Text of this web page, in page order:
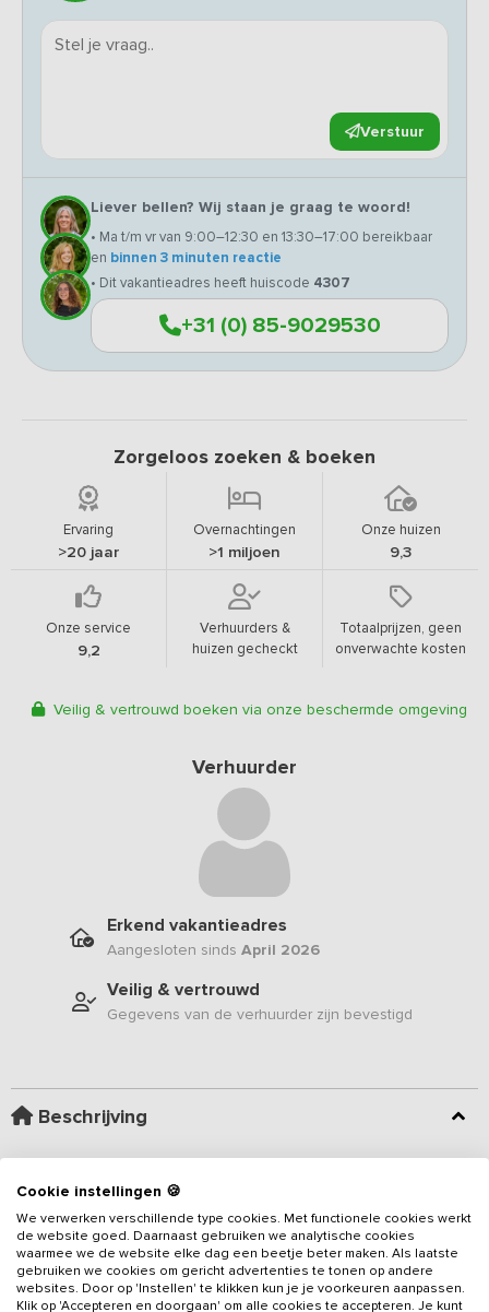
Verstuur
Liever bellen? Wij staan je graag te woord!
• Ma t/m vr van 9:00–12:30 en 13:30–17:00 bereikbaar
en binnen 3 minuten reactie
• Dit vakantieadres heeft huiscode 4307
+31 (0) 85-9029530
Zorgeloos zoeken & boeken
Ervaring
>20 jaar
Overnachtingen
>1 miljoen
Onze huizen
9,3
Onze service
9,2
Verhuurders &
huizen gecheckt
Totaalprijzen, geen
onverwachte kosten
Veilig & vertrouwd boeken via onze beschermde omgeving
Verhuurder
Erkend vakantieadres
Aangesloten sinds April 2026
Veilig & vertrouwd
Gegevens van de verhuurder zijn bevestigd
Beschrijving
authentiekevakantieadres voor 20 personen
karakteristieke boerderij in het Brabantse landschap. Met 6
slaapkamers en meerdere douches biedt deze
groepsaccommodatieeen sfeervolle plek waar je samen kunt
genieten van rust, ruimte en gezelligheid.De ligging vlak bij
Lees meer
Cookie instellingen 🍪
We verwerken verschillende type cookies. Met functionele cookies werkt
de website goed. Daarnaast gebruiken we analytische cookies
waarmee we de website elke dag een beetje beter maken. Als laatste
gebruiken we cookies om gericht advertenties te tonen op andere
websites. Door op 'Instellen' te klikken kun je je voorkeuren aanpassen.
Klik op 'Accepteren en doorgaan' om alle cookies te accepteren. Je kunt